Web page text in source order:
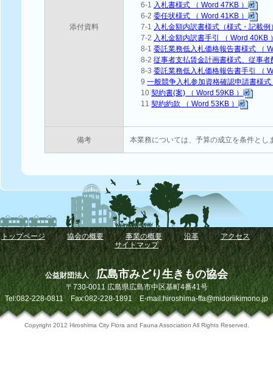
添付資料
6-1 入札書様式 （ Word 47KB ）
6-2委任状様式 （ Word 41KB ）
7-1 入札金額内訳書様式（様式・記載
7-2 入札金額内訳書手引 （ Word 40KB
8-1委託業務低入札価格報告書様式 （
8-2従事者支払賃金計画書様式、従事
8-3委託業務低入札価格報告書手引 （
9一般競争入札参加資格確認申請書様
10契約書(案) （ Word 59KB ）
11契約約款 （ Word 53KB ）
備考 本業務については、予算の成立を条件とし
トップページ｜ 協会の概要｜ 事業の概要 ｜沿革 ｜アクセス｜
サイトマップ
公益財団法人広島市みどり生きもの協会
〒730-0011 広島県広島市中区基町4番41号
Tel:082-228-0811 Fax:082-228-1891 E-mail:hiroshima-ffa@midoriikimono.jp
Copyright 2012 Hiroshima City Flora and Fauna Association All Rights Reserved.